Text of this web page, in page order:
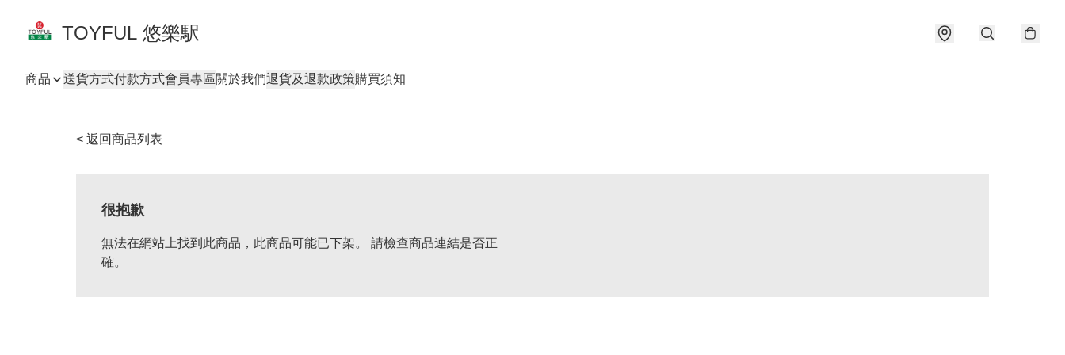
TOYFUL 悠樂駅
商品 送貨方式付款方式會員專區關於我們退貨及退款政策購買須知
< 返回商品列表
很抱歉
無法在網站上找到此商品，此商品可能已下架。 請檢查商品連結是否正
確。